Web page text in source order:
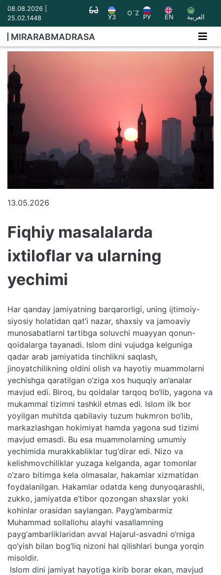
08.08.2026 |
25.02.1448
УЗ
O`Z
РУ EN العربية
MIRARABMADRASA
13.05.2026
Fiqhiy masalalarda
ixtiloflar va ularning
yechimi
Har qanday jamiyatning barqarorligi, uning ijtimoiy-
siyosiy holatidan qat’i nazar, shaxsiy va jamoaviy
munosabatlarni tartibga soluvchi muayyan qonun-
qoidalarga tayanadi. Islom dini vujudga kelguniga
qadar arab jamiyatida tinchlikni saqlash,
jinoyatchilikning oldini olish va hayotiy muammolarni
yechishga qaratilgan o‘ziga xos huquqiy an’analar
mavjud edi. Biroq, bu qoidalar tarqoq bo‘lib, yagona va
mukammal tizimni tashkil etmas edi. Islom ilk bor
yoyilgan muhitda qabilaviy tuzum hukmron bo‘lib,
markazlashgan hokimiyat hamda yagona sud tizimi
mavjud emasdi. Bu esa muammolarning umumiy
yechimida murakkabliklar tug‘dirar edi. Nizo va
kelishmovchiliklar yuzaga kelganda, agar tomonlar
o‘zaro bitimga kela olmasalar, hakamlar xizmatidan
foydalanilgan. Hakamlar odatda keng dunyoqarashli,
zukko, jamiyatda e’tibor qozongan shaxslar yoki
kohinlar orasidan saylangan. Payg’ambarmiz
Muhammad sollallohu alayhi vasallamning
payg‘ambarliklaridan avval Hajarul-asvadni o‘rniga
qo‘yish bilan bog‘liq nizoni hal qilishlari bunga yorqin
misoldir.
Islom dini jamiyat hayotiga kirib borar ekan, mavjud